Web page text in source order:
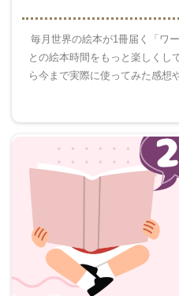
毎月世界の絵本が1冊届く「ワ
との絵本時間をもっと楽しくし
ら今まで実際に使ってみた感想